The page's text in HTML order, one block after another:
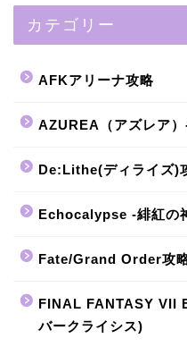
カテゴリー
AFKアリーナ攻略
AZUREA（アズレア
De:Lithe(ディライズ)
Echocalypse -緋紅の
Fate/Grand Order攻
FINAL FANTASY VII
バークライシス)